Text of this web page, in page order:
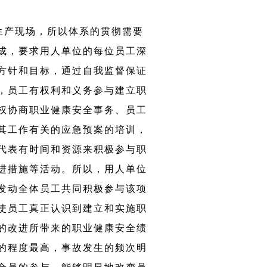
现场，所以体系的贯彻需要
，要求用人单位的每位员工深
针和目标，通过自我监督保证
员工有权利和义务参与建立职
协商职业健康安全事务、员工
作有关的应急预案的培训，
表有时间和资源来积极参与职
措施等活动。所以，用人单位
动全体员工共同积极参与该项
员工真正认识到建立和实施职
改进所带来的职业健康安全绩
程度最高，事故发生的频次明